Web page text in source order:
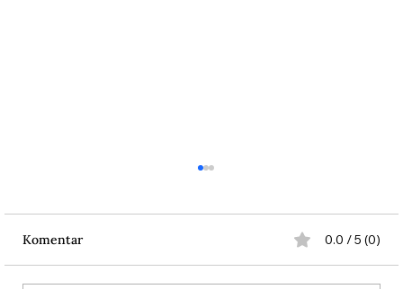
Komentar 0.0 / 5 (0)